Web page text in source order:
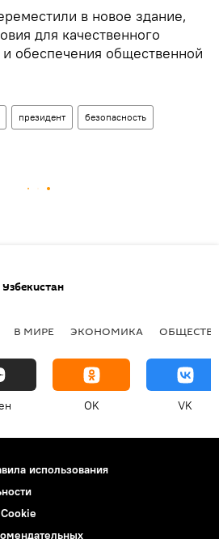
в новое здание,
для качественного
обеспечения общественной
президент безопасность
Узбекистан
В МИРЕ ЭКОНОМИКА
OK VK
использования